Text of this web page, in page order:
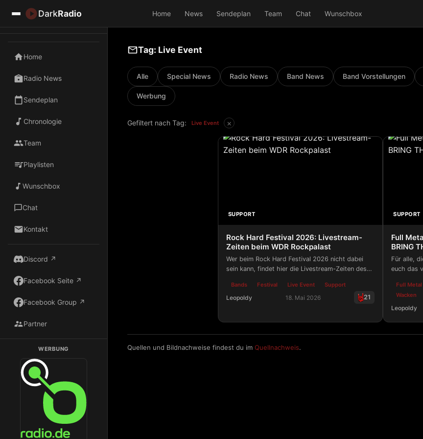
DarkRadio Home News Sendeplan Team Chat Wunschbox
Home
Radio News
Sendeplan
Chronologie
Team
Playlisten
Wunschbox
Chat
Kontakt
Discord ↗
Facebook Seite ↗
Facebook Group ↗
Partner
WERBUNG
Dark Radio auf Radio.de hören
Tag: Live Event
Alle Special News Radio News Band News Band Vorstellungen
Werbung
Gefiltert nach Tag: Live Event ×
SUPPORT
Rock Hard Festival 2026: Livestream-
Zeiten beim WDR Rockpalast
Wer beim Rock Hard Festival 2026 nicht dabei
sein kann, findet hier die Livestream-Zeiten des
Bands Festival Live Event Support
Leopoldy 18. Mai 2026 21
Rock Hard Festival 2026: Livestream-Zeiten beim WDR
SUPPORT
Full
BRING
Für alle,
euch das
Full
Wacken
Leopoldy
Quellen und Bildnachweise findest du im Quellnachweis.